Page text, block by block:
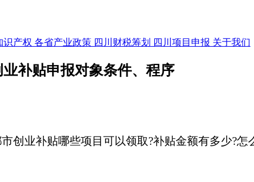
识产权 各省产业政策 四川财税筹划 四川项目申报 关于我们
补贴申报对象条件、程序
创业补贴哪些项目可以领取?补贴金额有多少?